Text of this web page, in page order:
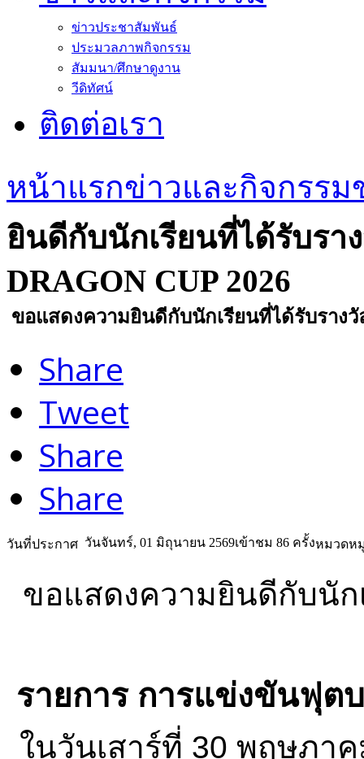
ข่าวประชาสัมพันธ์
ประมวลภาพกิจกรรม
สัมมนา/ศึกษาดูงาน
วีดิทัศน์
ติดต่อเรา
หน้าแรกข่าวและกิจกรรม
ยินดีกับนักเรียนที่ได้รับรา
DRAGON CUP 2026
ขอแสดงความยินดีกับนักเรียนที่ได้รับรางวั
Share
Tweet
Share
Share
วันที่ประกาศ วันจันทร์, 01 มิถุนายน 2569เข้าชม 86 ครั้งหมวดห
ขอแสดงความยินดีกับนัก
รายการ การแข่งขันฟุต
ในวันเสาร์ที่ 30 พฤษภา